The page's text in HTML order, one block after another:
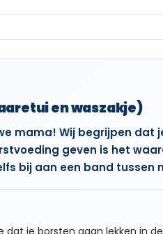
en waszakje)
mama! Wij begrijpen dat
geven is het
bij aan een band tussen